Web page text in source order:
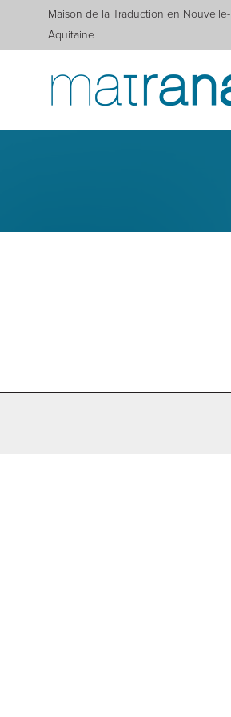
Maison de la Traduction en Nouvelle-
Aquitaine